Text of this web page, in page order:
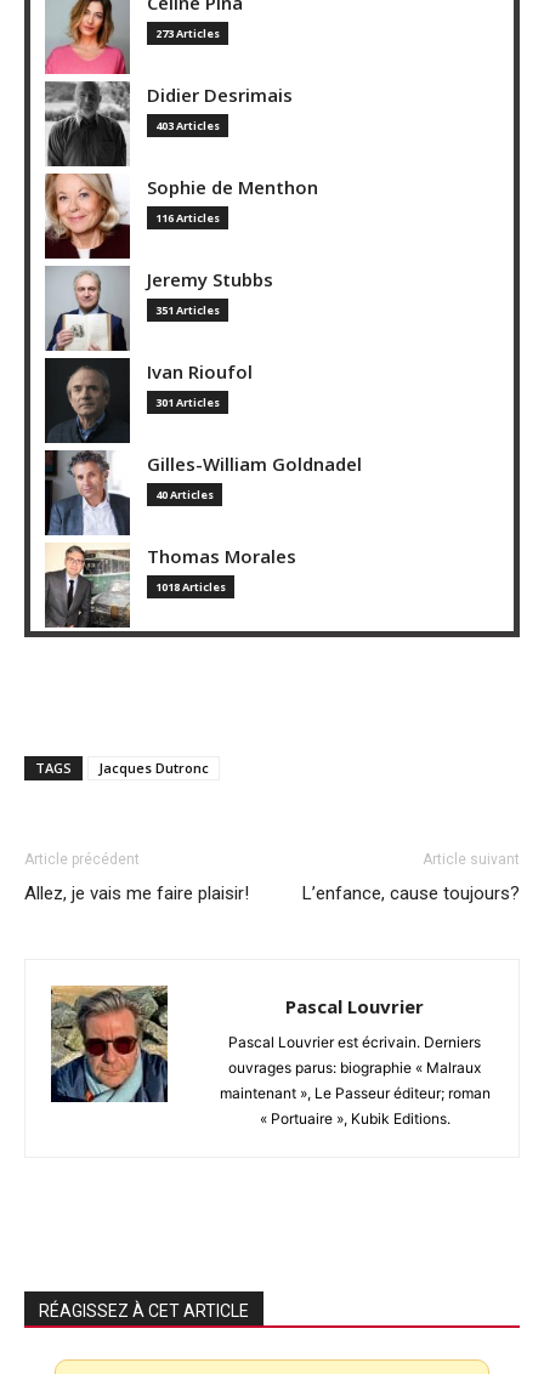
273 Articles
Didier Desrimais
403 Articles
Sophie de Menthon
116 Articles
Jeremy Stubbs
351 Articles
Ivan Rioufol
301 Articles
Gilles-William Goldnadel
40 Articles
Thomas Morales
1018 Articles
TAGS Jacques Dutronc
Article précédent
Allez, je vais me faire plaisir!
Article suivant
L’enfance, cause toujours?
Pascal Louvrier
Pascal Louvrier est écrivain. Derniers
ouvrages parus: biographie « Malraux
maintenant », Le Passeur éditeur; roman
« Portuaire », Kubik Editions.
RÉAGISSEZ À CET ARTICLE